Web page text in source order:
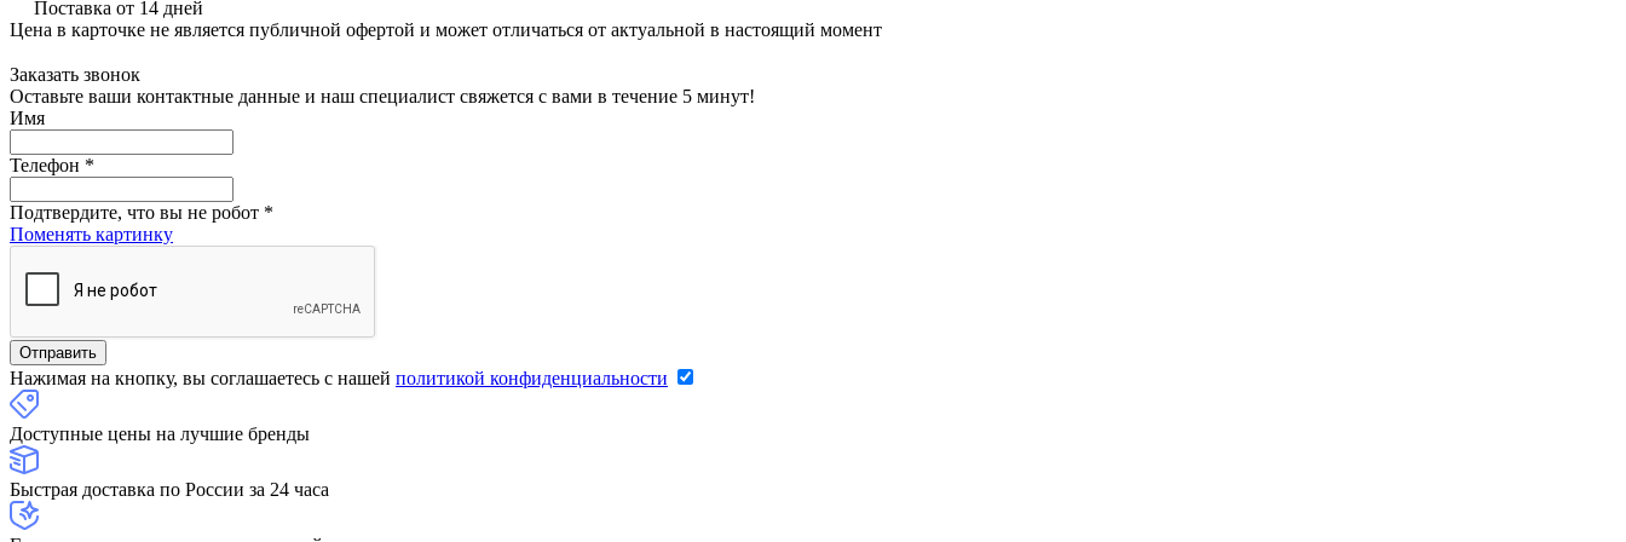
Поставка от 14 дней
Цена в карточке не является публичной офертой и может отличаться от актуальной в настоящий момент
Заказать звонок
Оставьте ваши контактные данные и наш специалист свяжется с вами в течение 5 минут!
Имя
Телефон *
Подтвердите, что вы не робот *
Поменять картинку
Нажимая на кнопку, вы соглашаетесь с нашей политикой конфиденциальности
Доступные цены на лучшие бренды
Быстрая доставка по России за 24 часа